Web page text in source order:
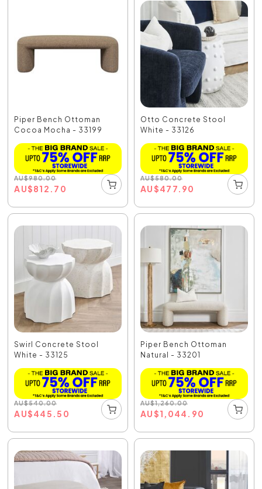
Piper Bench Ottoman
Cocoa Mocha - 33199
AU$980.00
AU$812.70
Otto Concrete Stool
White - 33126
AU$580.00
AU$477.90
Swirl Concrete Stool
White - 33125
AU$540.00
AU$445.50
Piper Bench Ottoman
Natural - 33201
AU$1,260.00
AU$1,044.90